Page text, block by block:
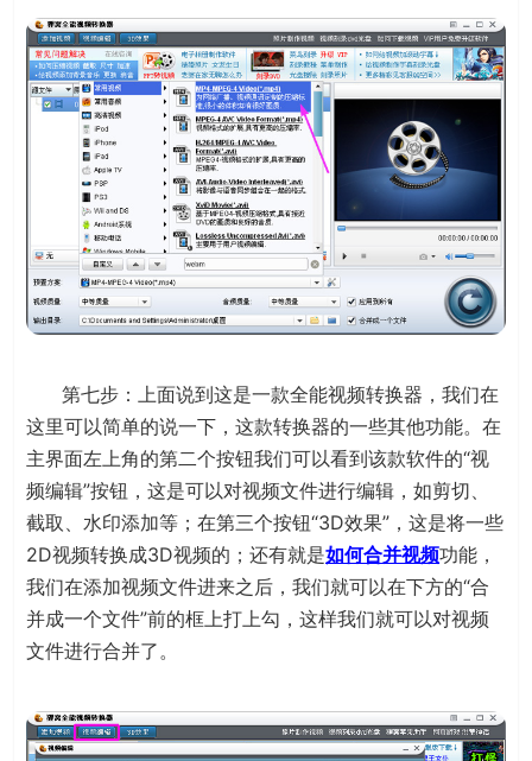
第七步：上面说到这是一款全能视频转换器，我们在
这里可以简单的说一下，这款转换器的一些其他功能。在
主界面左上角的第二个按钮我们可以看到该款软件的“视
频编辑”按钮，这是可以对视频文件进行编辑，如剪切、
截取、水印添加等；在第三个按钮“3D效果”，这是将一些
2D视频转换成3D视频的；还有就是如何合并视频功能，
我们在添加视频文件进来之后，我们就可以在下方的“合
并成一个文件”前的框上打上勾，这样我们就可以对视频
文件进行合并了。